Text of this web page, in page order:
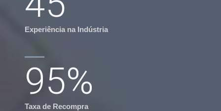
Experiência na Indústria
95%
Taxa de Recompra